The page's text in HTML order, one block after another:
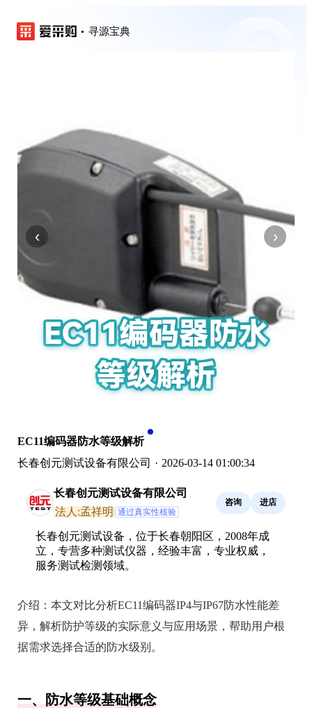
寻源宝典
‹ ›
EC11编码器防水等级解析
长春创元测试设备有限公司 · 2026-03-14 01:00:34
长春创元测试设备有限公司
法人:孟祥明 通过真实性核验
咨询 进店
长春创元测试设备，位于长春朝阳区，2008年成
立，专营多种测试仪器，经验丰富，专业权威，
服务测试检测领域。
介绍： 本文对比分析EC11编码器IP4与IP67防水性能差
异，解析防护等级的实际意义与应用场景，帮助用户根
据需求选择合适的防水级别。
一、防水等级基础概念